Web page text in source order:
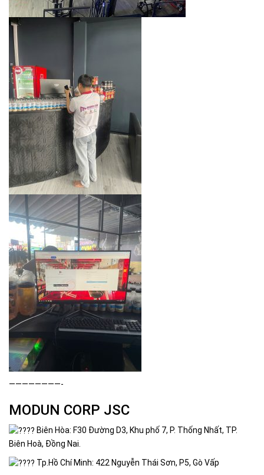
————————-
MODUN CORP JSC
Biên Hòa: F30 Đường D3, Khu phố 7, P. Thống Nhất, TP.
Biên Hoà, Đồng Nai.
Tp.Hồ Chí Minh: 422 Nguyễn Thái Sơn, P5, Gò Vấp